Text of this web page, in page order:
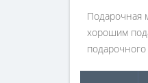
Подарочная
хорошим